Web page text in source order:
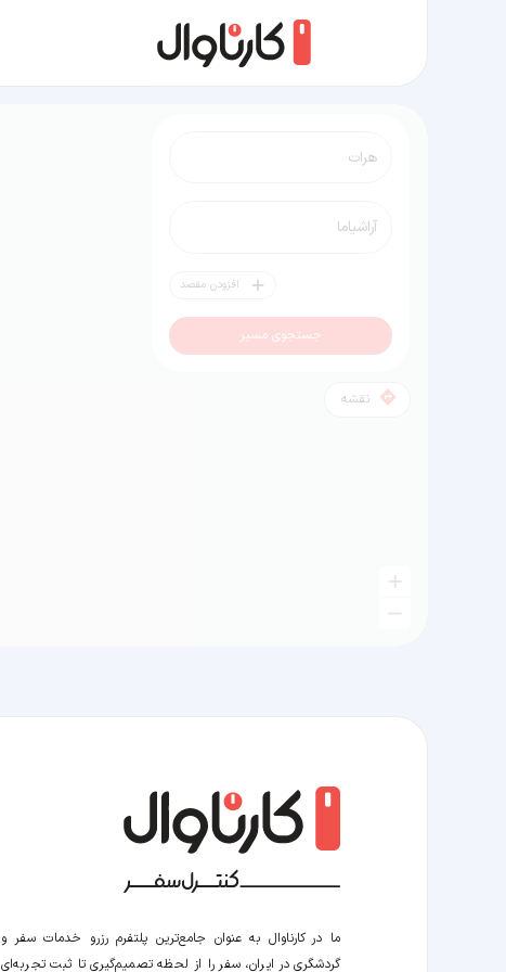
افزودن مقصد
جستجوی مسیر
نقشه
ما در کارناوال به عنوان جامع‌ترین پلتفرم رزرو خدمات سفر و
گردشگری در ایران، سفر را از لحظه‌ تصمیم‌گیری تا ثبت تجربه‌ای